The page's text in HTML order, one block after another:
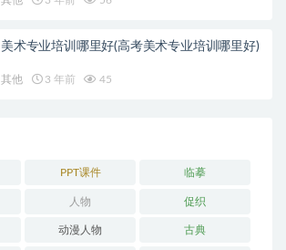
美术专业培训哪里好(高考美术专业培训哪里好)
其他 3 年前 45
PPT课件 临摹
人物 促织
动漫人物 古典